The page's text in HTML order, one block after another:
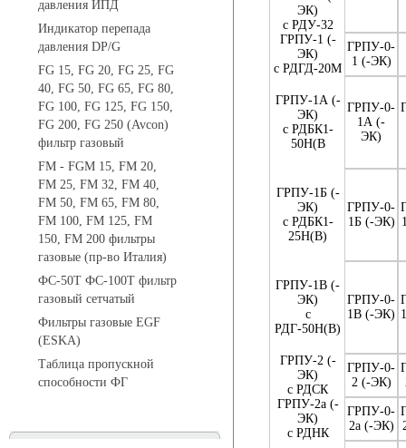
давления ИПД
Индикатор перепада
давления DP/G
FG 15, FG 20, FG 25, FG
40, FG 50, FG 65, FG 80,
FG 100, FG 125, FG 150,
FG 200, FG 250 (Avcon)
фильтр газовый
FM - FGM 15, FM 20,
FM 25, FM 32, FM 40,
FM 50, FM 65, FM 80,
FM 100, FM 125, FM
150, FM 200 фильтры
газовые (пр-во Италия)
ФС-50Т ФС-100Т фильтр
газовый сетчатый
Фильтры газовые EGF
(ESKA)
Таблица пропускной
способности ФГ
ЭК)
с РДУ-32
ГРПУ-1 (-
ЭК)
с РДГД-20М
ГРПУ-0-
1 (-ЭК)
ГРПУ-1А (-
ЭК)
с РДБК1-
50Н(В
ГРПУ-0-
1А (-
ЭК)
ГРПУ-1Б (-
ЭК)
с РДБК1-
25Н(В)
ГРПУ-0-
1Б (-ЭК)
ГРПУ-1В (-
ЭК)
с
РДГ-50Н(В)
ГРПУ-0-
1В (-ЭК)
ГРПУ-2 (-
ЭК)
с РДСК
ГРПУ-0-
2 (-ЭК)
ГРПУ-2а (-
ЭК)
с РДНК
ГРПУ-0-
2а (-ЭК)